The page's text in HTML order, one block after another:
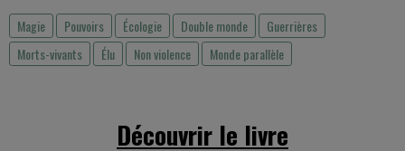
Magie
Pouvoirs Écologie Double monde
Guerrières
Morts-vivants
Élu Non violence Monde parallèle
Découvrir le livre